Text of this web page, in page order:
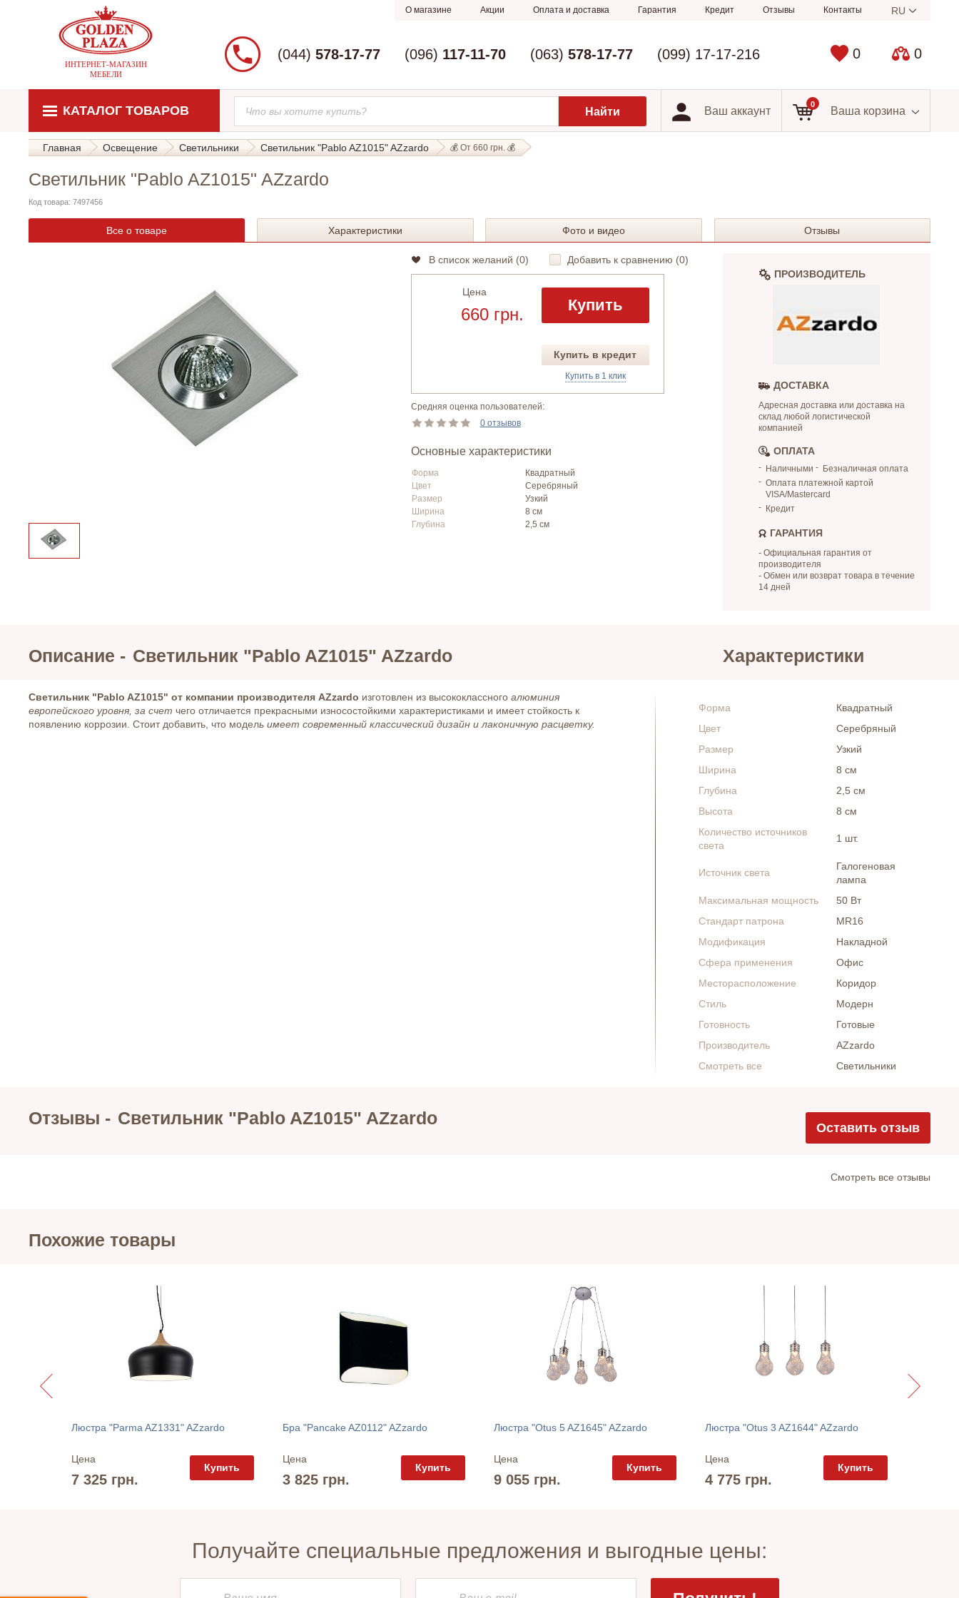
ИНТЕРНЕТ-МАГАЗИН
МЕБЕЛИ
О магазине Акции Оплата и доставка Гарантия Кредит Отзывы Контакты RU
0 0
(044) 578-17-77 (096) 117-11-70 (063) 578-17-77 (099) 17-17-216
КАТАЛОГ ТОВАРОВ Ваш аккаунт
0
Ваша корзина
Главная Освещение Светильники Светильник "Pablo AZ1015" AZzardo 💰 От 660 грн. 💰
Светильник "Pablo AZ1015" AZzardo
Код товара: 7497456
Все о товаре Характеристики Фото и видео Отзывы
В список желаний (0) Добавить к сравнению (0)
Цена
660 грн. Купить
Купить в кредит
Купить в 1 клик
Средняя оценка пользователей:
0 отзывов
Основные характеристики
Форма
Квадратный
Цвет
Серебряный
Размер
Узкий
Ширина
8 см
Глубина
2,5 см
ПРОИЗВОДИТЕЛЬ
ДОСТАВКА
Адресная доставка или доставка на
склад любой логистической
компанией
ОПЛАТА
Наличными
Безналичная оплата
Оплата платежной картой
VISA/Mastercard
Кредит
ГАРАНТИЯ
- Официальная гарантия от
производителя
- Обмен или возврат товара в течение
14 дней
Описание - Светильник "Pablo AZ1015" AZzardo Характеристики
Светильник "Pablo AZ1015" от компании производителя AZzardo изготовлен из высококлассного алюминия
европейского уровня, за счет чего отличается прекрасными износостойкими характеристиками и имеет стойкость к
появлению коррозии. Стоит добавить, что модель имеет современный классический дизайн и лаконичную расцветку.
Форма
Квадратный
Цвет
Серебряный
Размер
Узкий
Ширина
8 см
Глубина
2,5 см
Высота
8 см
Количество источников
света
1 шт.
Источник света
Галогеновая
лампа
Максимальная мощность
50 Вт
Стандарт патрона
MR16
Модификация
Накладной
Сфера применения
Офис
Месторасположение
Коридор
Стиль
Модерн
Готовность
Готовые
Производитель
AZzardo
Смотреть все
Светильники
Отзывы - Светильник "Pablo AZ1015" AZzardo Оставить отзыв
Cмотреть все отзывы
Похожие товары
Люстра "Parma AZ1331" AZzardo
Цена
7 325 грн.
Купить
Бра "Pancake AZ0112" AZzardo
Цена
3 825 грн.
Купить
Люстра "Otus 5 AZ1645" AZzardo
Цена
9 055 грн.
Купить
Люстра "Otus 3 AZ1644" AZzardo
Цена
4 775 грн.
Купить
Получайте специальные предложения и выгодные цены: